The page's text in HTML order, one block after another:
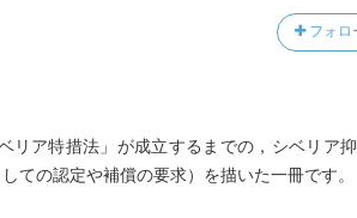
フォロ
リア特措法」が成立するまでの，シベリア抑
ての認定や補償の要求）を描いた一冊です。